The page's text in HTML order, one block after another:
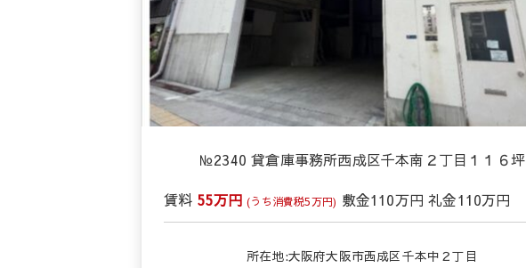
№2340 貸倉庫事務所西成区千本南２丁目１１６坪
賃料 55万円(うち消費税5万円) 敷金110万円 礼金110万円
所在地:大阪府大阪市西成区千本中２丁目